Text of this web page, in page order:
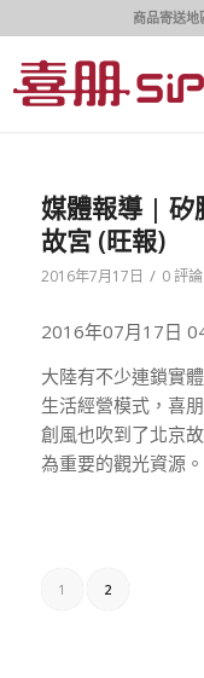
商品寄送地
媒體報導 | 矽
故宮 (旺報)
2016年7月17日 / 0 評論
2016年07月17日
大陸有不少連鎖實
生活經營模式，喜
創風也吹到了北京
為重要的觀光資源。
1 2